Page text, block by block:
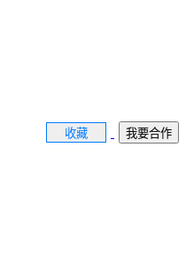
收藏 我要合作